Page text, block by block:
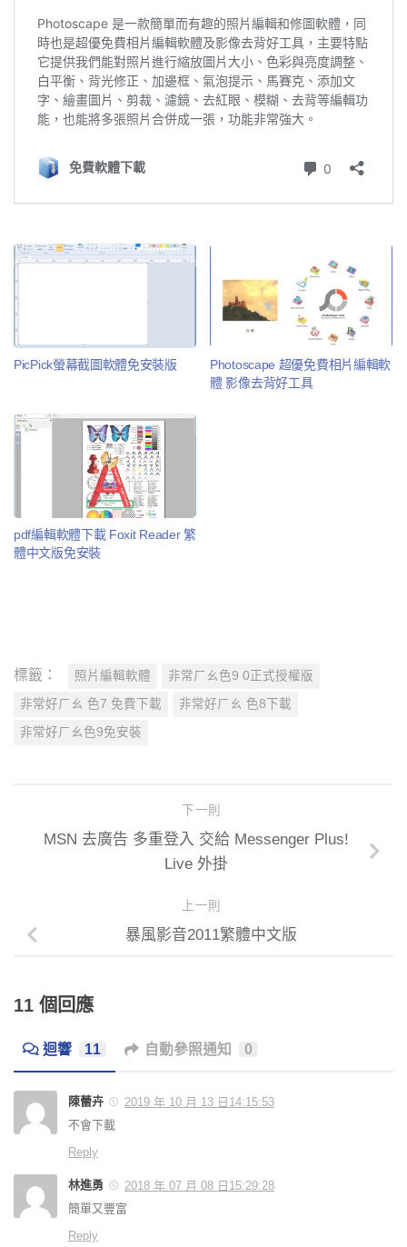
PicPick螢幕截圖軟體免安裝版
Photoscape 超優免費相片編輯軟
體 影像去背好工具
pdf編輯軟體下載 Foxit Reader 繁
體中文版免安裝
標籤： 照片編輯軟體 非常ㄏㄠ色9 0正式授權版
非常好ㄏㄠ 色7 免費下載 非常好ㄏㄠ 色8下載
非常好ㄏㄠ色9免安裝
下一則
MSN 去廣告 多重登入 交給 Messenger Plus!
Live 外掛
上一則
暴風影音2011繁體中文版
11 個回應
迴響 11 自動參照通知 0
陳蕾卉
2019 年 10 月 13 日14:15:53
不會下載
Reply
林進勇
2018 年 07 月 08 日15:29:28
簡單又豐富
Reply